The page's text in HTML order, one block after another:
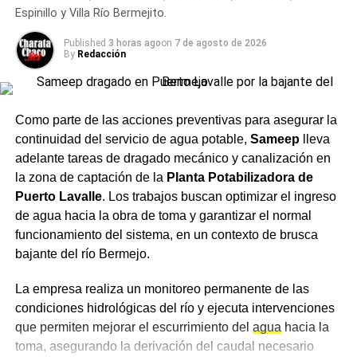
Charata tiene un martes nublado con máxima de
18°C antes de un nuevo descenso térmico
Entre las tendencias de
mercado sobresalen los
siguientes aspectos:
Crecimiento del segmento sin alcohol: Las
variantes 0.0% ganaron terreno entre consumidores
que buscan balancear hidratación o conducir sin
riesgos sin abandonar el ritual social.
Mapeo de maridajes: La cerveza amplió su
presencia en la gastronomía formal, combinándose
con carnes a las brasas, pastas e incluso postres.
envío a domicilio registraron subas constantes en
la demanda, especialmente durante eventos
deportivos de gran escala.
Espinillo y Villa Río Bermejito.
Published 3 horas agoon 7 de agosto de 2026
By Redacción
Como parte de las acciones preventivas para asegurar la
continuidad del servicio de agua potable, Sameeplleva
adelante tareas de dragado mecánico y canalización en
la zona de captación de la Planta Potabilizadora de
Puerto Lavalle. Los trabajos buscan optimizar el ingreso
de agua hacia la obra de toma y garantizar el normal
funcionamiento del sistema, en un contexto de brusca
bajante del río Bermejo.
La empresa realiza un monitoreo permanente de las
condiciones hidrológicas del río y ejecuta intervenciones
que permiten mejorar el escurrimiento del agua hacia la
toma, asegurando la derivación del caudal necesario